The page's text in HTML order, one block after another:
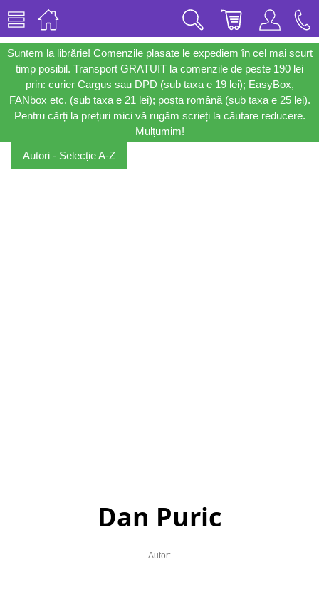
Suntem la librărie! Comenzile plasate le expediem în cel mai scurt
timp posibil. Transport GRATUIT la comenzile de peste 190 lei
prin: curier Cargus sau DPD (sub taxa e 19 lei); EasyBox,
FANbox etc. (sub taxa e 21 lei); poșta română (sub taxa e 25 lei).
Pentru cărți la prețuri mici vă rugăm scrieți la căutare reducere.
Mulțumim!
Autori - Selecție A-Z
Dan Puric
Autor: